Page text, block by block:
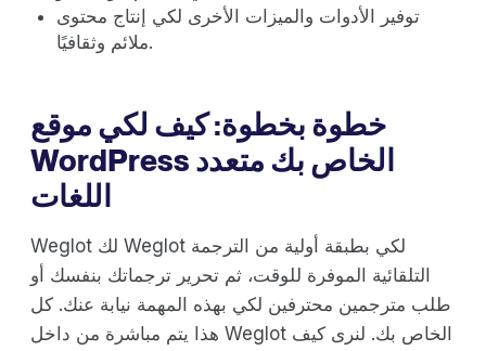
توفير الأدوات والميزات الأخرى لكي إنتاج محتوى
ملائم وثقافيًا.
خطوة بخطوة: كيف لكي موقع
WordPress الخاص بك متعدد
اللغات
Weglot لك Weglot لكي بطبقة أولية من الترجمة
التلقائية الموفرة للوقت، ثم تحرير ترجماتك بنفسك أو
طلب مترجمين محترفين لكي بهذه المهمة نيابة عنك. كل
هذا يتم مباشرة من داخل Weglot الخاص بك. لنرى كيف